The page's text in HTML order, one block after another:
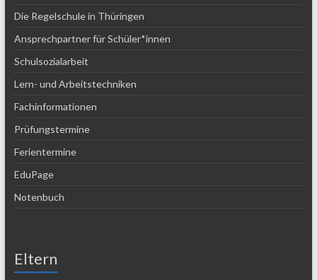
Die Regelschule in Thüringen
Ansprechpartner für Schüler*innen
Schulsozialarbeit
Lern- und Arbeitstechniken
Fachinformationen
Prüfungstermine
Ferientermine
EduPage
Notenbuch
Eltern